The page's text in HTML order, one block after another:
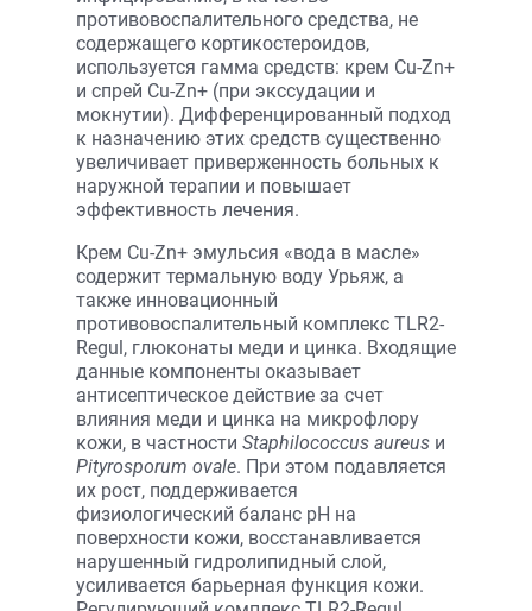
противовоспалительного средства, не
содержащего кортикостероидов,
используется гамма средств: крем Cu-Zn+
и спрей Cu-Zn+ (при экссудации и
мокнутии). Дифференцированный подход
к назначению этих средств существенно
увеличивает приверженность больных к
наружной терапии и повышает
эффективность лечения.
Крем Cu-Zn+ эмульсия «вода в масле»
содержит термальную воду Урьяж, а
также инновационный
противовоспалительный комплекс TLR2-
Regul, глюконаты меди и цинка. Входящие
данные компоненты оказывает
антисептическое действие за счет
влияния меди и цинка на микрофлору
кожи, в частности Staphilococcus aureus и
Pityrosporum ovale. При этом подавляется
их рост, поддерживается
физиологический баланс рН на
поверхности кожи, восстанавливается
нарушенный гидролипидный слой,
усиливается барьерная функция кожи.